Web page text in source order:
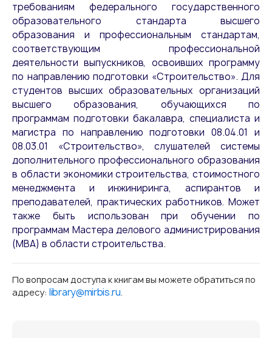
требованиям федерального государственного
образовательного стандарта высшего
образования и профессиональным стандартам,
соответствующим профессиональной
деятельности выпускников, освоивших программу
по направлению подготовки «Строительство». Для
студентов высших образовательных организаций
высшего образования, обучающихся по
программам подготовки бакалавра, специалиста и
магистра по направлению подготовки 08.04.01 и
08.03.01 «Строительство», слушателей системы
дополнительного профессионального образования
в области экономики строительства, стоимостного
менеджмента и инжиниринга, аспирантов и
преподавателей, практических работников. Может
также быть использован при обучении по
программам Мастера делового администрирования
(MBA) в области строительства.
По вопросам доступа к книгам вы можете обратиться по
адресу: library@mirbis.ru.